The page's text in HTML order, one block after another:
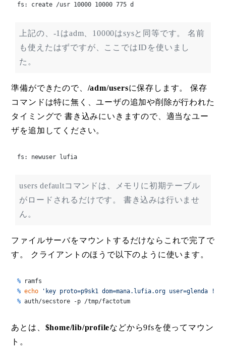
fs: create /usr 10000 10000 775 d
上記の、-1はadm、10000はsysと同等です。 名前
も使えたはずですが、ここではIDを使いまし
た。
準備ができたので、 /adm/usersに保存します。 保存
コマンドは特に無く、ユーザの追加や削除が行われた
タイミングで 書き込みにいきますので、適当なユー
ザを追加してください。
fs: newuser lufia
users defaultコマンドは、メモリに初期テーブル
がロードされるだけです。 書き込みは行いませ
ん。
ファイルサーバをマウントするだけならこれで完了で
す。 クライアントのほうで以下のように使います。
%
ramfs
% echo
'key proto=p9sk1 dom=mana.lufia.org user=glenda
% auth/secstore -p /tmp/factotum
あとは、 $home/lib/profileなどから9fsを使ってマウン
ト。